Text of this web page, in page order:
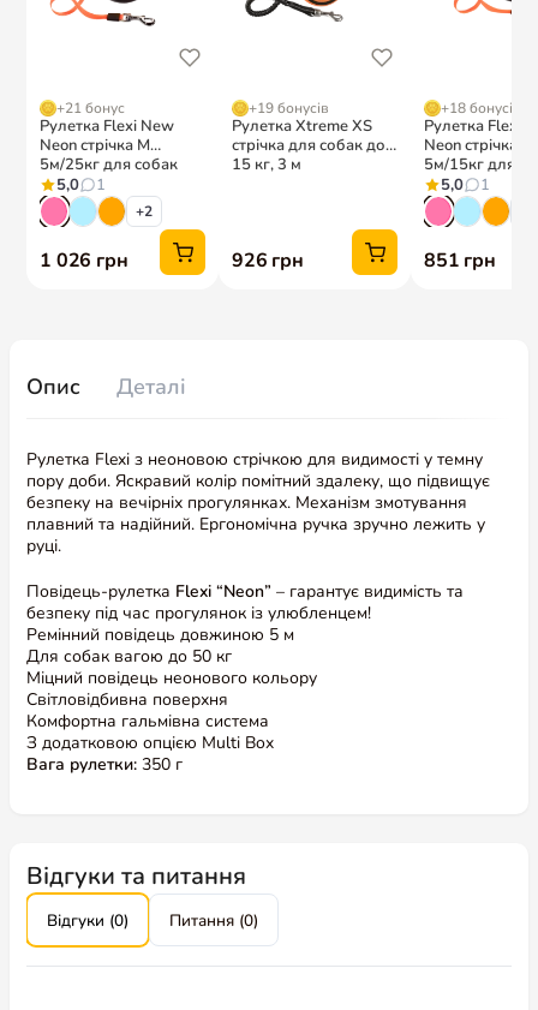
Опис Деталі
Рулетка Flexi з неоновою стрічкою для видимості у темну
пору доби. Яскравий колір помітний здалеку, що підвищує
безпеку на вечірніх прогулянках. Механізм змотування
плавний та надійний. Ергономічна ручка зручно лежить у
руці.
Повідець-рулетка Flexi “Neon” – гарантує видимість та
безпеку під час прогулянок із улюбленцем!
Ремінний повідець довжиною 5 м
Для собак вагою до 50 кг
Міцний повідець неонового кольору
Світловідбивна поверхня
Комфортна гальмівна система
З додатковою опцією Multi Box
Вага рулетки: 350 г
Відгуки та питання
Відгуки (0) Питання (0)